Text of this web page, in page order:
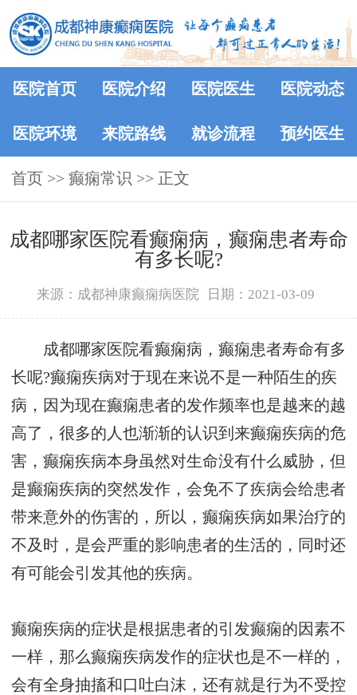
医院首页 医院介绍 医院医生 医院动态
医院环境 来院路线 就诊流程 预约医生
首页 >> 癫痫常识 >> 正文
成都哪家医院看癫痫病，癫痫患者寿命
有多长呢?
来源：成都神康癫痫病医院 日期：2021-03-09
成都哪家医院看癫痫病，癫痫患者寿命有多
长呢?癫痫疾病对于现在来说不是一种陌生的疾
病，因为现在癫痫患者的发作频率也是越来的越
高了，很多的人也渐渐的认识到来癫痫疾病的危
害，癫痫疾病本身虽然对生命没有什么威胁，但
是癫痫疾病的突然发作，会免不了疾病会给患者
带来意外的伤害的，所以，癫痫疾病如果治疗的
不及时，是会严重的影响患者的生活的，同时还
有可能会引发其他的疾病。
癫痫疾病的症状是根据患者的引发癫痫的因素不
一样，那么癫痫疾病发作的症状也是不一样的，
会有全身抽搐和口吐白沫，还有就是行为不受控